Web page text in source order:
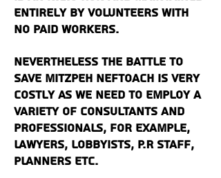
entirely by volunteers with
no paid workers.
Nevertheless the battle to
save Mitzpeh Neftoach is very
costly as we need to employ a
variety of consultants and
professionals, for example,
lawyers, lobbyists, P.R staff,
planners etc.